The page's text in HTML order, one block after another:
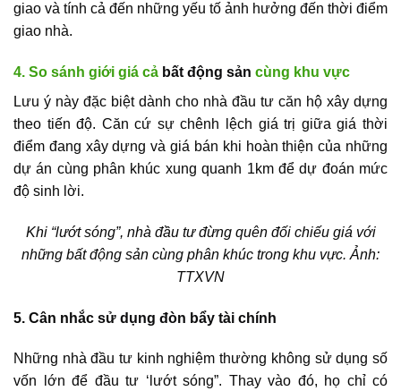
giao và tính cả đến những yếu tố ảnh hưởng đến thời điểm
giao nhà.
4. So sánh giới giá cả bất động sản cùng khu vực
Lưu ý này đặc biệt dành cho nhà đầu tư căn hộ xây dựng
theo tiến độ. Căn cứ sự chênh lệch giá trị giữa giá thời
điểm đang xây dựng và giá bán khi hoàn thiện của những
dự án cùng phân khúc xung quanh 1km để dự đoán mức
độ sinh lời.
Khi “lướt sóng”, nhà đầu tư đừng quên đối chiếu giá với
những bất động sản cùng phân khúc trong khu vực. Ảnh:
TTXVN
5. Cân nhắc sử dụng đòn bẩy tài chính
Những nhà đầu tư kinh nghiệm thường không sử dụng số
vốn lớn để đầu tư ‘lướt sóng”. Thay vào đó, họ chỉ có